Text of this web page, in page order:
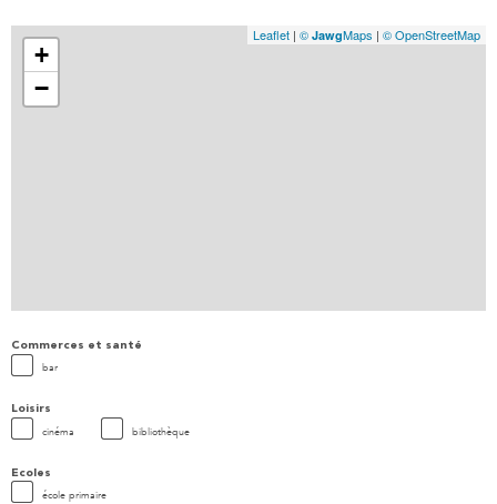
+
−
Leaflet | © JawgMaps | © OpenStreetMap
Commerces et santé
bar
Loisirs
cinéma bibliothèque
Ecoles
école primaire